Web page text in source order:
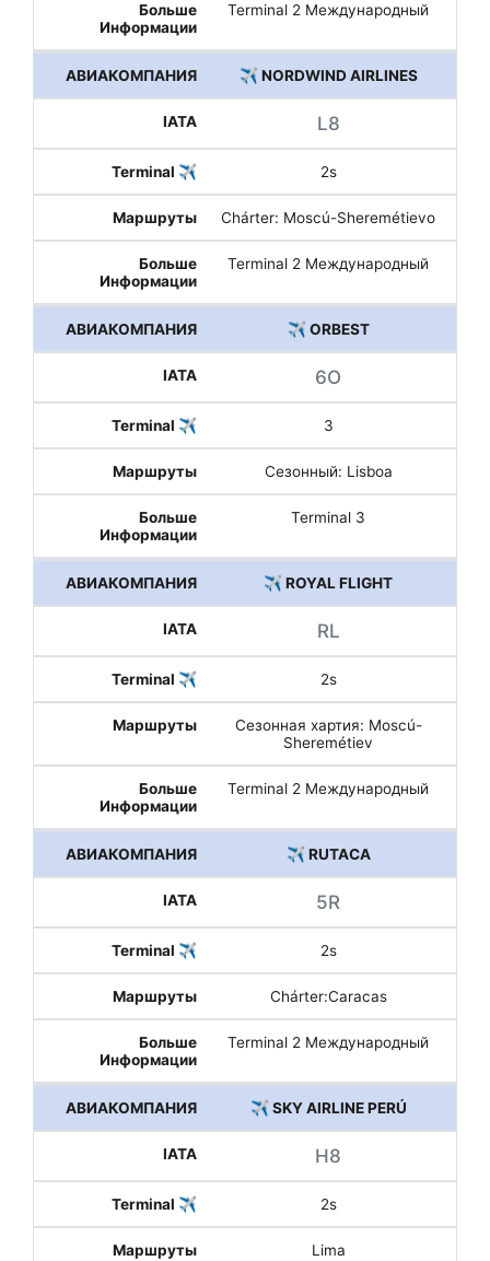
Terminal 2 Международный
✈️ NORDWIND AIRLINES
L8
2s
Chárter: Moscú-Sheremétievo
Terminal 2 Международный
✈️ ORBEST
6O
3
Сезонный: Lisboa
Terminal 3
✈️ ROYAL FLIGHT
RL
2s
Сезонная хартия: Moscú-
Sheremétiev
Terminal 2 Международный
✈️ RUTACA
5R
2s
Chárter:Caracas
Terminal 2 Международный
✈️ SKY AIRLINE PERÚ
H8
2s
Lima